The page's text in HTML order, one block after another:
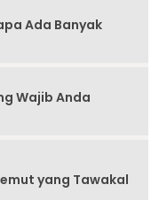
Ada Banyak
Wajib Anda
yang Tawakal